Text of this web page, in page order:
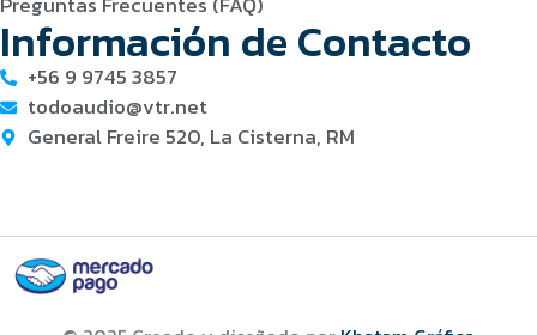
Información de Contacto
+56 9 9745 3857
todoaudio@vtr.net
General Freire 520, La Cisterna, RM